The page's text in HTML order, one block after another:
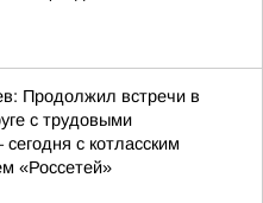
Продолжил встречи в
с трудовыми
с котласским
«Россетей»